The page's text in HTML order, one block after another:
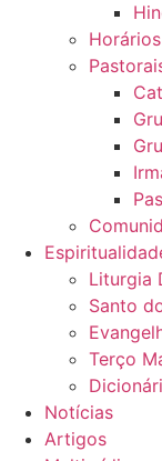
Liturgia
Santo
Terço
Notícias
Artigos